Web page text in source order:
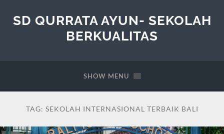
SD QURRATA AYUN- SEKOLAH
BERKUALITAS
SHOW MENU
TAG: SEKOLAH INTERNASIONAL TERBAIK BALI